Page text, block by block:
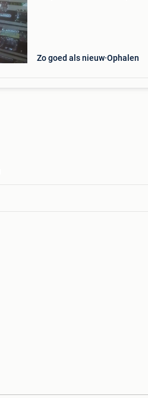
Zo goed als nieuw Ophalen